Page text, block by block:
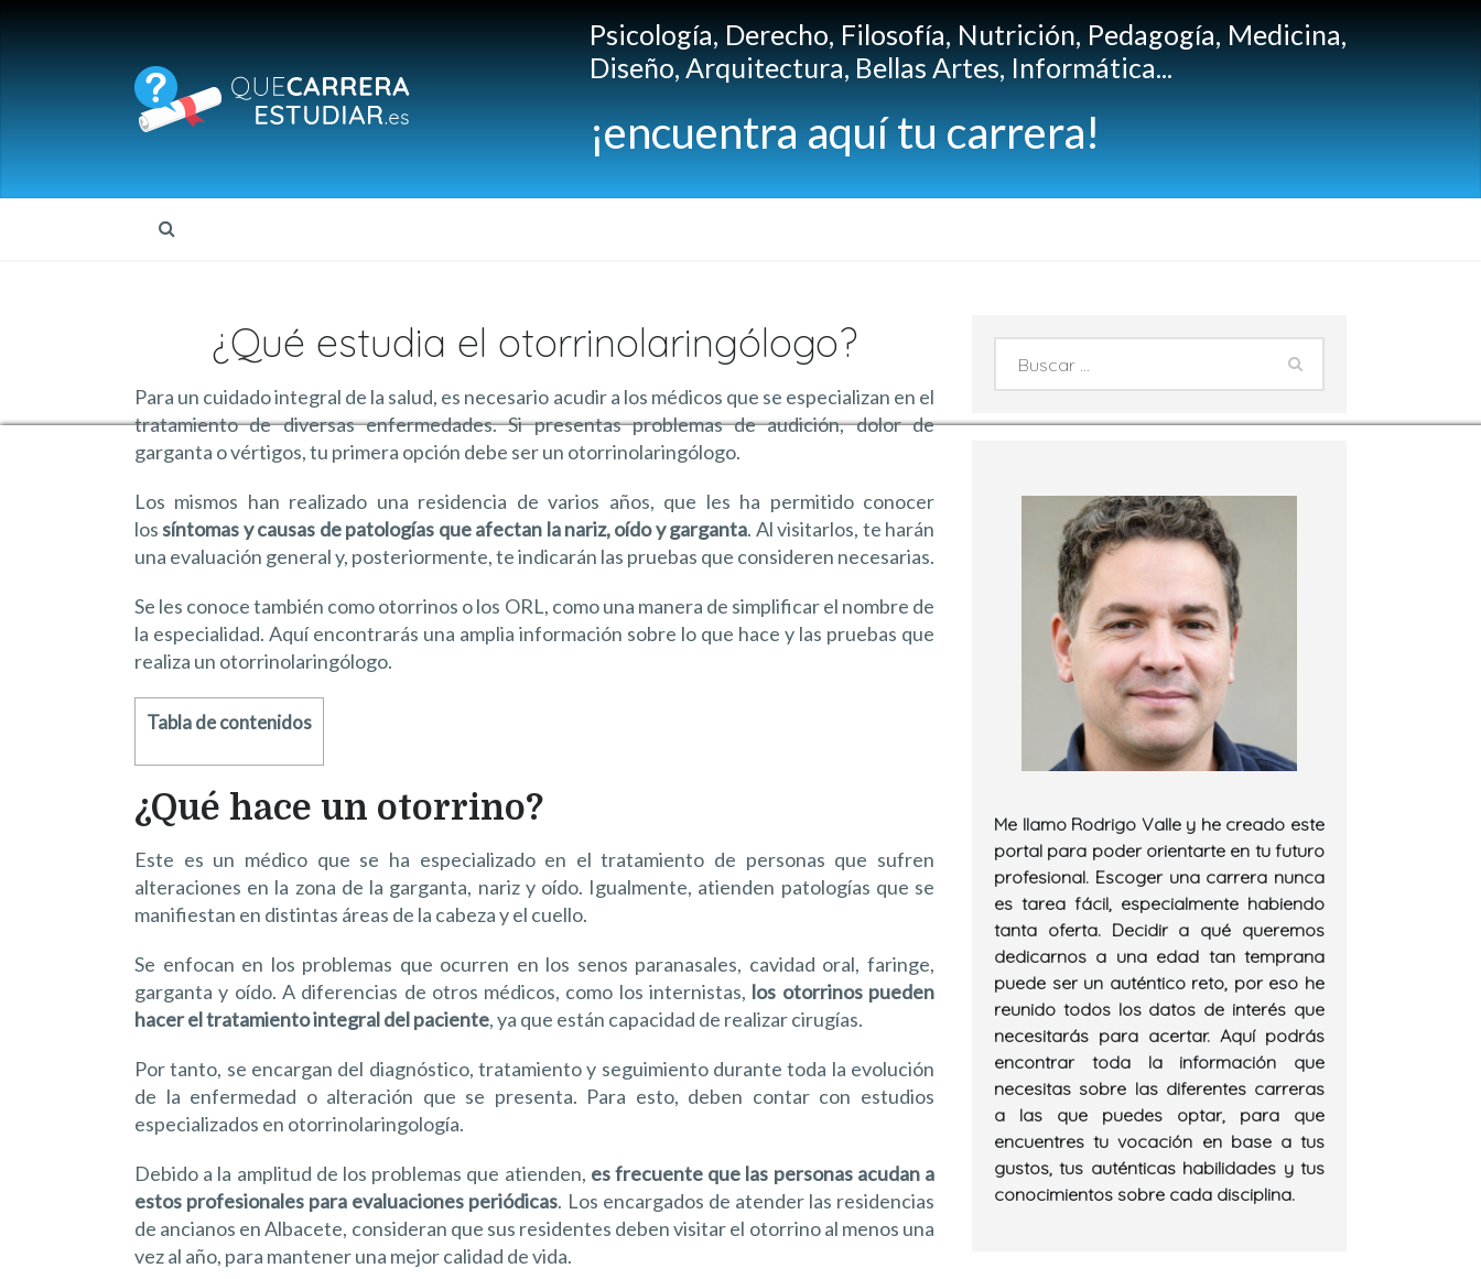
Psicología, Derecho, Filosofía, Nutrición, Pedagogía, Medicina,
Diseño, Arquitectura, Bellas Artes, Informática...
¡encuentra aquí tu carrera!
¿Qué estudia el otorrinolaringólogo?
Para un cuidado integral de la salud, es necesario acudir a los médicos que se especializan en el
tratamiento de diversas enfermedades. Si presentas problemas de audición, dolor de
garganta o vértigos, tu primera opción debe ser un otorrinolaringólogo.
Los mismos han realizado una residencia de varios años, que les ha permitido conocer
lossíntomas y causas de patologías que afectan la nariz, oído y garganta. Al visitarlos, te harán
una evaluación general y, posteriormente, te indicarán las pruebas que consideren necesarias.
Se les conoce también como otorrinos o los ORL, como una manera de simplificar el nombre de
la especialidad. Aquí encontrarás una amplia información sobre lo que hace y las pruebas que
realiza un otorrinolaringólogo.
Tabla de contenidos
¿Qué hace un otorrino?
Este es un médico que se ha especializado en el tratamiento de personas que sufren
alteraciones en la zona de la garganta, nariz y oído. Igualmente, atienden patologías que se
manifiestan en distintas áreas de la cabeza y el cuello.
Se enfocan en los problemas que ocurren en los senos paranasales, cavidad oral, faringe,
garganta y oído. A diferencias de otros médicos, como los internistas, los otorrinos pueden
hacer el tratamiento integral del paciente, ya que están capacidad de realizar cirugías.
Por tanto, se encargan del diagnóstico, tratamiento y seguimiento durante toda la evolución
de la enfermedad o alteración que se presenta. Para esto, deben contar con estudios
especializados en otorrinolaringología.
Debido a la amplitud de los problemas que atienden, es frecuente que las personas acudan a
estos profesionales para evaluaciones periódicas. Los encargados de atender las residencias
de ancianos en Albacete, consideran que sus residentes deben visitar el otorrino al menos una
vez al año, para mantener una mejor calidad de vida.
Me llamo Rodrigo Valle y he creado este
portal para poder orientarte en tu futuro
profesional. Escoger una carrera nunca
es tarea fácil, especialmente habiendo
tanta oferta. Decidir a qué queremos
dedicarnos a una edad tan temprana
puede ser un auténtico reto, por eso he
reunido todos los datos de interés que
necesitarás para acertar. Aquí podrás
encontrar toda la información que
necesitas sobre las diferentes carreras
a las que puedes optar, para que
encuentres tu vocación en base a tus
gustos, tus auténticas habilidades y tus
conocimientos sobre cada disciplina.